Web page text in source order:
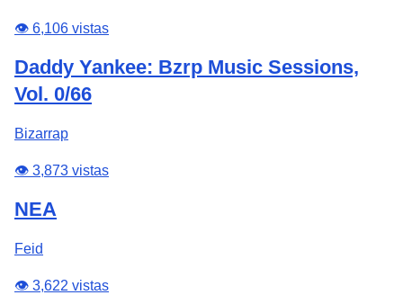
👁️ 6,106 vistas
Daddy Yankee: Bzrp Music Sessions,
Vol. 0/66
Bizarrap
👁️ 3,873 vistas
NEA
Feid
👁️ 3,622 vistas